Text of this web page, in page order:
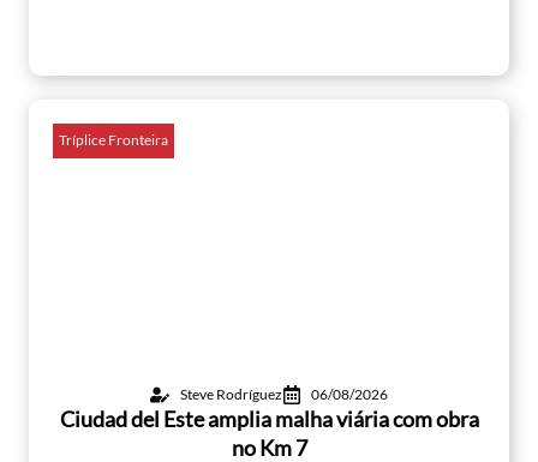
Tríplice Fronteira
Steve Rodríguez 06/08/2026
Ciudad del Este amplia malha viária com obra
no Km 7